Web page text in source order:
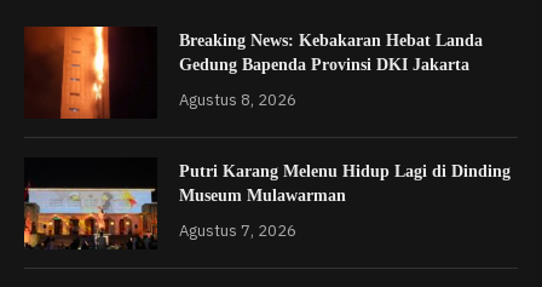
Breaking News: Kebakaran Hebat Landa
Gedung Bapenda Provinsi DKI Jakarta
Agustus 8, 2026
Putri Karang Melenu Hidup Lagi di Dinding
Museum Mulawarman
Agustus 7, 2026